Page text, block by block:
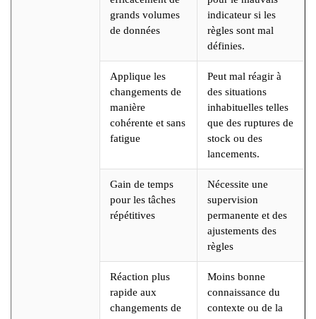
grands volumes
de données
indicateur si les
règles sont mal
définies.
Applique les
changements de
manière
cohérente et sans
fatigue
Peut mal réagir à
des situations
inhabituelles telles
que des ruptures de
stock ou des
lancements.
Gain de temps
pour les tâches
répétitives
Nécessite une
supervision
permanente et des
ajustements des
règles
Réaction plus
rapide aux
changements de
Moins bonne
connaissance du
contexte ou de la